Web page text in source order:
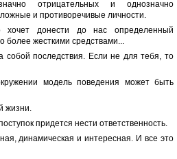
отрицательных и однозначно
и противоречивые личности.
хочет донести до нас определенный
более жесткими средствами...
собой последствия. Если не для тебя, то
модель поведения может быть
жизни.
придется нести ответственность.
динамическая и интересная. И все это